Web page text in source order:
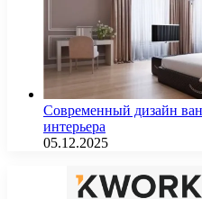
Современный дизайн
интерьера
05.12.2025